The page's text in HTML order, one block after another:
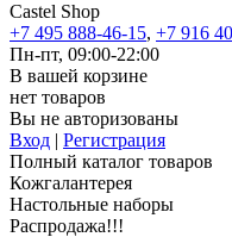
Castel Shop
+7 495 888-46-15, +7 916
Пн-пт, 09:00-22:00
В вашей корзине
нет товаров
Вы не авторизованы
Вход | Регистрация
Полный каталог товаров
Кожгалантерея
Настольные наборы
Распродажа!!!